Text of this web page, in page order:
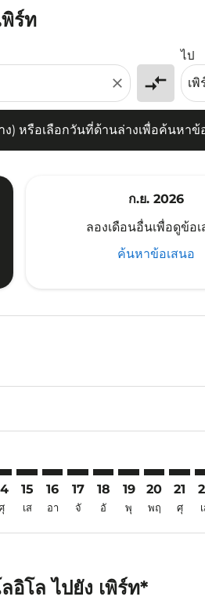
ร์ท
close compare_arrows
ไป
) หรือเลือกวันที่ด้านล่างเพื่อค้นหาข้
รือเลือกวันที่ด้านล่างเพื่อค้นหาข้อเ
ก.ย. 2026
ลองเดือนอื่นเพื่อดูข้อ
ค้นหาข้อเสนอ
15
เส
16
อา
17
จั
18
อั
19
พุ
20
พฤ
21
ศุ
อิโล ไปยัง เพิร์ท*